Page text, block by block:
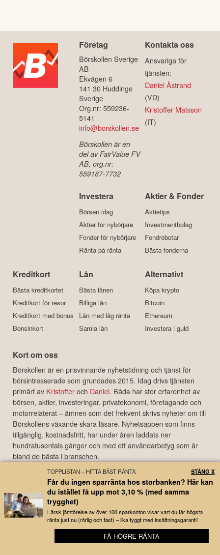
Företag
Börskollen Sverige
AB
Ekvägen 6
141 30 Huddinge
Sverige
Org.nr: 559236-
5141
info@borskollen.se
Börskollen är en
del av FairValue FV
AB, org.nr:
559187-7732
Kontakta oss
Ansvariga för
tjänsten:
Daniel Åstrand
(VD)
Kristoffer Matsson
(IT)
Investera
Börsen idag
Aktier för nybörjare
Fonder för nybörjare
Ränta på ränta
Aktier & Fonder
Aktietips
Investmentbolag
Fondrobotar
Bästa fonderna
Kreditkort
Bästa kreditkortet
Kreditkort för resor
Kreditkort med bonus
Bensinkort
Lån
Bästa lånen
Billiga lån
Lån med låg ränta
Samla lån
Alternativt
Köpa krypto
Bitcoin
Ethereum
Investera i guld
Kort om oss
Börskollen är en prisvinnande nyhetstidning och tjänst för
börsintresserade som grundades 2015. Idag drivs tjänsten
primärt av Kristofferoch Daniel. Båda har stor erfarenhet av
börsen, aktier, investeringar, privatekonomi, företagande och
motorrelaterat – ämnen som det frekvent skrivs nyheter om till
Börskollens växande skara läsare. Nyhetsappen som finns
tillgänglig, kostnadsfritt, har under åren laddats ner
hundratusentals gånger och med ett användarbetyg som är
bland de bästa i branschen.
Börskollen Sverige AB ("Börskollen") är inte finansiella rådgivare, står inte under
finansinspektionens tillsyn och ger inga råd till dig. Detta innebär att
investeringsbeslut baserade på information som direkt eller indirekt härrörande
från Börskollen eller personer med koppling till Börskollen, alltid fattas
självständigt av investeraren. Börskollen frånsäger sig allt ansvar för eventuell
förlust eller skada av vad slag det må vara som grundar sig på användandet av
material härrörande från tjänsten Börskollen.
🔔 Bredaste bolagsbevakningen – helt gratis
TOPPLISTAN – HITTA BÄST RÄNTA
Får du ingen sparränta hos storbanken? Här kan
du istället få upp mot 3,10 % (med samma
trygghet)
Färsk jämförelse av över 100 sparkonton visar vart du får högsta
ränta just nu (rörlig och fast) – lika tyggt med insättningsgaranti!
FÅ HÖGRE RÄNTA
STÄNG X